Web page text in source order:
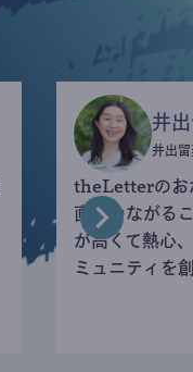
井
井出
theLetterのお
直接つながる
が高くて熱心
ミュニティを